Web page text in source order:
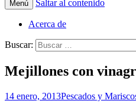
Menú Saltar al contenido
Acerca de
Buscar:
Mejillones con
14 enero, 2013Pescados y